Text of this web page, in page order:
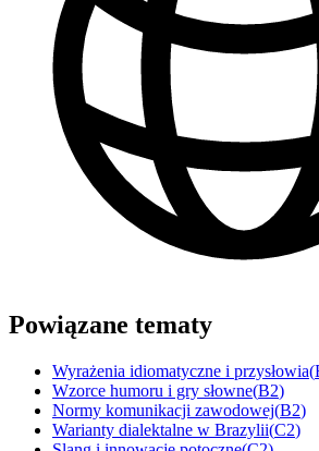
Powiązane tematy
Wyrażenia idiomatyczne i przysłowia(
Wzorce humoru i gry słowne(B2)
Normy komunikacji zawodowej(B2)
Warianty dialektalne w Brazylii(C2)